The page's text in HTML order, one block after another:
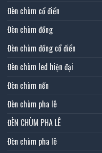
Đèn chùm cổ điển
Đèn chùm đồng
Đèn chùm đồng cổ điển
Đèn chùm led hiện đại
Đèn chùm nến
Đèn chùm pha lê
ĐÈN CHÙM PHA LÊ
Đèn chùm pha lê